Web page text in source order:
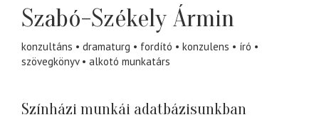
Szabó-Székely Ármin
konzultáns dramaturg fordító konzulens
író
szövegkönyv
alkotó munkatárs
Színházi munkái adatbázisunkban